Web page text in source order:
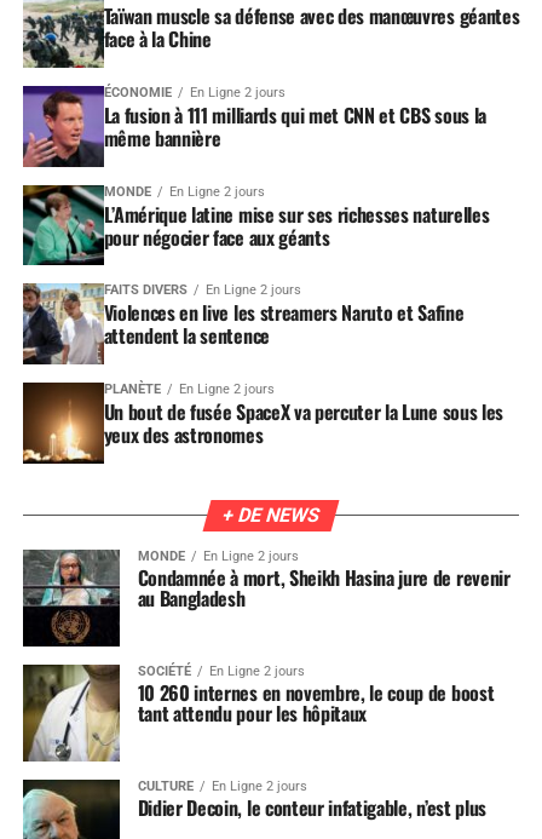
Taïwan muscle sa défense avec des manœuvres géantes
face à la Chine
ÉCONOMIE En Ligne 2 jours
La fusion à 111 milliards qui met CNN et CBS sous la
même bannière
MONDE En Ligne 2 jours
L’Amérique latine mise sur ses richesses naturelles
pour négocier face aux géants
FAITS DIVERS En Ligne 2 jours
Violences en live les streamers Naruto et Safine
attendent la sentence
PLANÈTE En Ligne 2 jours
Un bout de fusée SpaceX va percuter la Lune sous les
yeux des astronomes
+ DE NEWS
MONDE En Ligne 2 jours
Condamnée à mort, Sheikh Hasina jure de revenir
au Bangladesh
SOCIÉTÉ En Ligne 2 jours
10 260 internes en novembre, le coup de boost
tant attendu pour les hôpitaux
CULTURE En Ligne 2 jours
Didier Decoin, le conteur infatigable, n’est plus